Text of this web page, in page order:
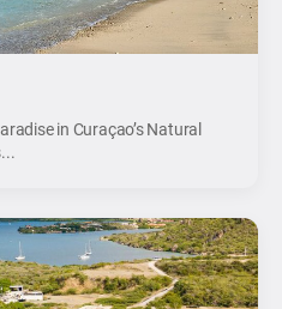
in Curaçao’s Natural